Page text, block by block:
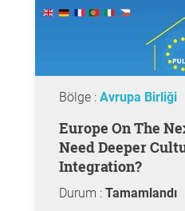
Bölge : Avrupa Birliği
Europe On The Next Level: Do We
Need Deeper
Integration?
Durum : Tamamlandı